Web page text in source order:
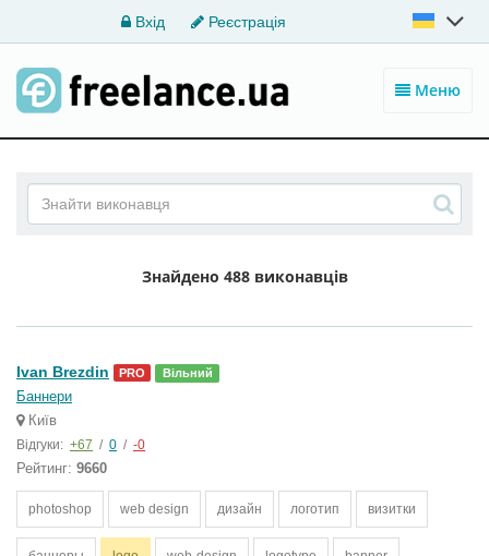
Вхід Реєстрація
Меню
Знайдено 488 виконавців
Ivan Brezdin PRO Вільний
Баннери
Київ
Відгуки: +67 / 0 / -0
Рейтинг: 9660
photoshop web design дизайн логотип визитки